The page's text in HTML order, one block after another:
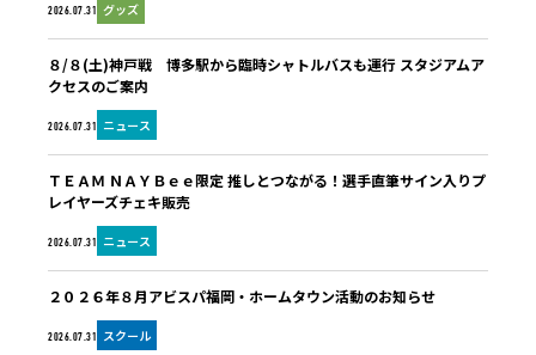
2026.07.31 グッズ
2026.07.31 ニュース
８/８(土)神戸戦 博多駅から臨時シャトルバスも運行 スタジアムア
クセスのご案内
2026.07.31 ニュース
ＴＥＡＭ ＮＡＹＢｅｅ限定 推しとつながる！選手直筆サイン入りプ
レイヤーズチェキ販売
2026.07.31 スクール
２０２６年８月アビスパ福岡・ホームタウン活動のお知らせ